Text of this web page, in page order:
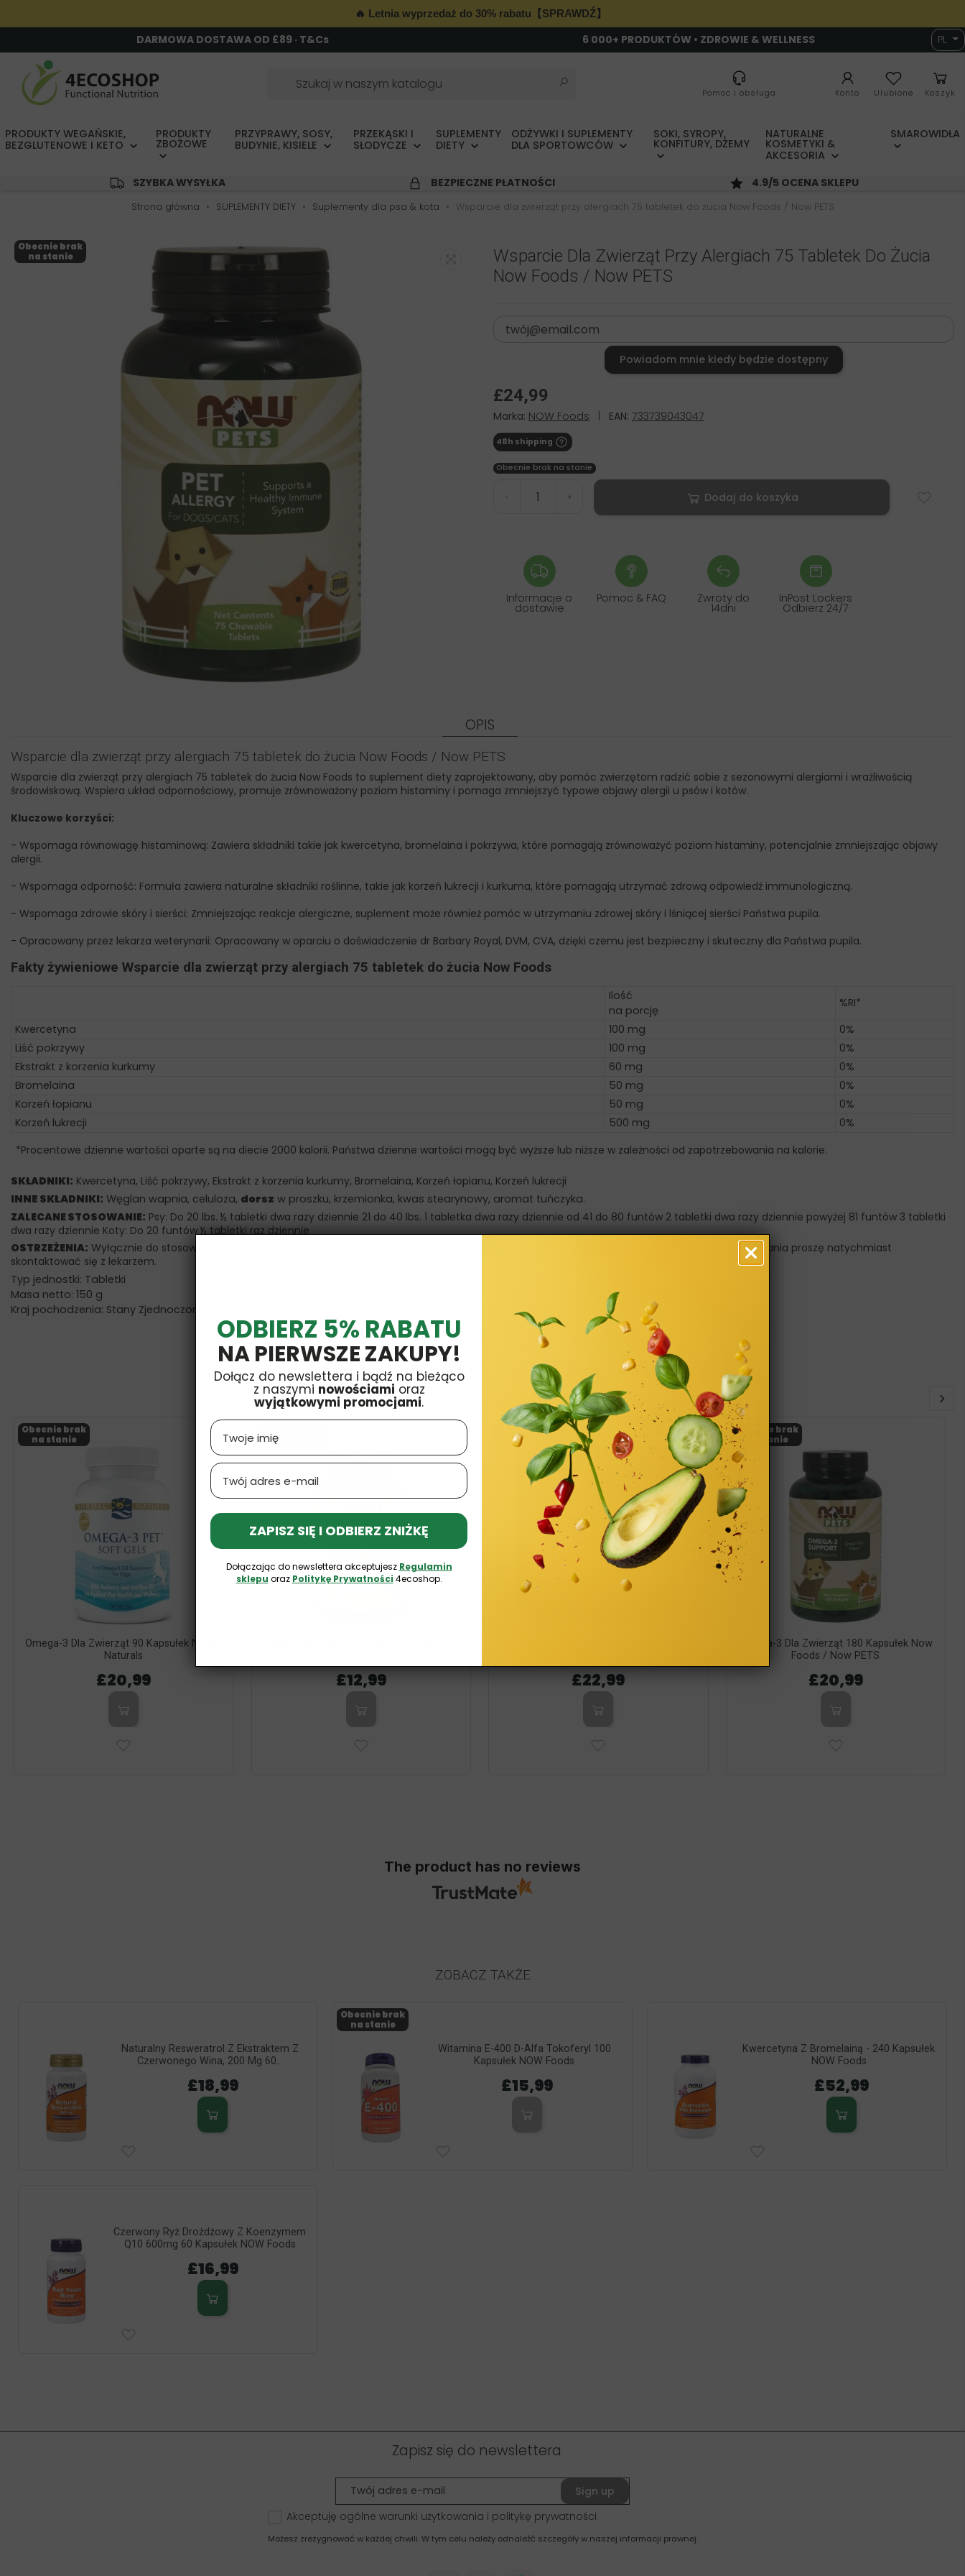
🔥 Letnia wyprzedaż do 30% rabatu【SPRAWDŹ】
DARMOWA DOSTAWA OD £89 · T&Cs 6 000+ PRODUKTÓW • ZDROWIE & WELLNESS PL
Pomoc i obsługa Konto Ulubione Koszyk
PRODUKTY WEGAŃSKIE,
BEZGLUTENOWE I KETO
PRODUKTY
ZBOŻOWE
PRZYPRAWY, SOSY,
BUDYNIE, KISIELE
PRZEKĄSKI I
SŁODYCZE
SUPLEMENTY
DIETY
ODŻYWKI I SUPLEMENTY
DLA SPORTOWCÓW
SOKI, SYROPY,
KONFITURY, DŻEMY
NATURALNE
KOSMETYKI &
AKCESORIA
SMAROWIDŁA
SZYBKA WYSYŁKA BEZPIECZNE PŁATNOŚCI 4.9/5 OCENA SKLEPU
Strona główna SUPLEMENTY DIETY Suplementy dla psa & kota Wsparcie dla zwierząt przy alergiach 75 tabletek do żucia Now Foods / Now PETS
Obecnie brak
na stanie
Wsparcie Dla Zwierząt Przy Alergiach 75 Tabletek Do Żucia
Now Foods / Now PETS
Powiadom mnie kiedy będzie dostępny
£24,99
Marka: NOW Foods EAN: 733739043047
48h shipping
Obecnie brak na stanie
- + Dodaj do koszyka
Informacje o
dostawie
Pomoc & FAQ Zwroty do
14dni
InPost Lockers
Odbierz 24/7
OPIS
Wsparcie dla zwierząt przy alergiach 75 tabletek do żucia Now Foods / Now PETS
Wsparcie dla zwierząt przy alergiach 75 tabletek do żucia Now Foods to suplement diety zaprojektowany, aby pomóc zwierzętom radzić sobie z sezonowymi alergiami i wrażliwością
środowiskową. Wspiera układ odpornościowy, promuje zrównoważony poziom histaminy i pomaga zmniejszyć typowe objawy alergii u psów i kotów.
Kluczowe korzyści:
- Wspomaga równowagę histaminową: Zawiera składniki takie jak kwercetyna, bromelaina i pokrzywa, które pomagają zrównoważyć poziom histaminy, potencjalnie zmniejszając objawy
alergii.
- Wspomaga odporność: Formuła zawiera naturalne składniki roślinne, takie jak korzeń lukrecji i kurkuma, które pomagają utrzymać zdrową odpowiedź immunologiczną.
- Wspomaga zdrowie skóry i sierści: Zmniejszając reakcje alergiczne, suplement może również pomóc w utrzymaniu zdrowej skóry i lśniącej sierści Państwa pupila.
- Opracowany przez lekarza weterynarii: Opracowany w oparciu o doświadczenie dr Barbary Royal, DVM, CVA, dzięki czemu jest bezpieczny i skuteczny dla Państwa pupila.
Fakty żywieniowe Wsparcie dla zwierząt przy alergiach 75 tabletek do żucia Now Foods
Ilość
na porcję
%RI*
Kwercetyna
100 mg
0%
Liść pokrzywy
100 mg
0%
Ekstrakt z korzenia kurkumy
60 mg
0%
Bromelaina
50 mg
0%
Korzeń łopianu
50 mg
0%
Korzeń lukrecji
500 mg
0%
*Procentowe dzienne wartości oparte są na diecie 2000 kalorii. Państwa dzienne wartości mogą być wyższe lub niższe w zależności od zapotrzebowania na kalorie.
SKŁADNIKI: Kwercetyna, Liść pokrzywy, Ekstrakt z korzenia kurkumy, Bromelaina, Korzeń łopianu, Korzeń lukrecji
INNE SKŁADNIKI: Węglan wapnia, celuloza, dorsz w proszku, krzemionka, kwas stearynowy, aromat tuńczyka.
ZALECANE STOSOWANIE: Psy: Do 20 lbs. ½ tabletki dwa razy dziennie 21 do 40 lbs. 1 tabletka dwa razy dziennie od 41 do 80 funtów 2 tabletki dwa razy dziennie powyżej 81 funtów 3 tabletki
dwa razy dziennie Koty: Do 20 funtów ½ tabletki raz dziennie
OSTRZEŻENIA: Wyłącznie do stosowania u zwierząt. Przechowywać w miejscu niedostępnym dla dzieci i zwierząt. W razie przypadkowego przedawkowania proszę natychmiast
skontaktować się z lekarzem.
Typ jednostki: Tabletki
Masa netto: 150 g
Kraj pochodzenia: Stany Zjednoczone
9 INNYCH PRODUKTÓW W TEJ SAMEJ KATEGORII:
Omega-3 Dla Zwierząt 90 Kapsułek Nordic
Naturals
£20,99
Obecnie brak
na stanie
£12,99
na stanie
£22,99
Obecnie brak
na stanie
Omega-3 Dla Zwierząt 180 Kapsułek Now
Foods / Now PETS
£20,99
Obecnie brak
na stanie
The product has no reviews
ZOBACZ TAKŻE
Naturalny Resweratrol Z Ekstraktem Z
Czerwonego Wina, 200 Mg 60...
£18,99
Witamina E-400 D-Alfa Tokoferyl 100
Kapsułek NOW Foods
£15,99
Obecnie brak
na stanie
Kwercetyna Z Bromelainą - 240 Kapsułek
NOW Foods
£52,99
Czerwony Ryż Drożdżowy Z Koenzymem
Q10 600mg 60 Kapsułek NOW Foods
£16,99
Zapisz się do newslettera
Sign up
Akceptuję ogólne warunki użytkowania i politykę prywatności
Możesz zrezygnować w każdej chwili. W tym celu należy odnaleźć szczegóły w naszej informacji prawnej.
ODBIERZ 5% RABATU
NA PIERWSZE ZAKUPY!
Dołącz do newslettera i bądź na bieżąco
z naszymi nowościami oraz
wyjątkowymi promocjami.
Name
Email
ZAPISZ SIĘ I ODBIERZ ZNIŻKĘ
Dołączając do newslettera akceptujesz Regulamin
sklepu oraz Politykę Prywatności 4ecoshop.